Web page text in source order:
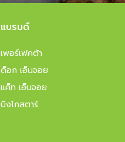
แบรนด์
เพอร์เฟคต้า
ด็อก เอ็นจอย
แค็ท เอ็นจอย
บิงโกสตาร์